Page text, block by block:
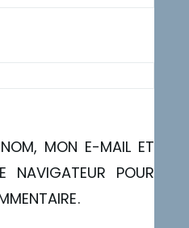
MON E-MAIL ET
NAVIGATEUR POUR